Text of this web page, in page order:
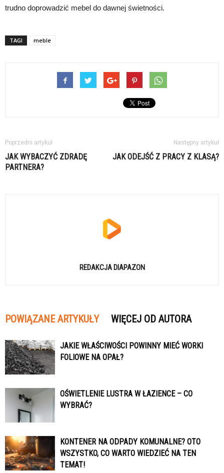
trudno doprowadzić mebel do dawnej świetności.
TAGI meble
Poprzedni artykuł
JAK WYBACZYĆ ZDRADĘ
PARTNERA?
Następny artykuł
JAK ODEJŚĆ Z PRACY Z KLASĄ?
REDAKCJA DIAPAZON
POWIĄZANE ARTYKUŁY WIĘCEJ OD AUTORA
JAKIE WŁAŚCIWOŚCI POWINNY MIEĆ WORKI
FOLIOWE NA OPAŁ?
OŚWIETLENIE LUSTRA W ŁAZIENCE – CO
WYBRAĆ?
KONTENER NA ODPADY KOMUNALNE? OTO
WSZYSTKO, CO WARTO WIEDZIEĆ NA TEN
TEMAT!